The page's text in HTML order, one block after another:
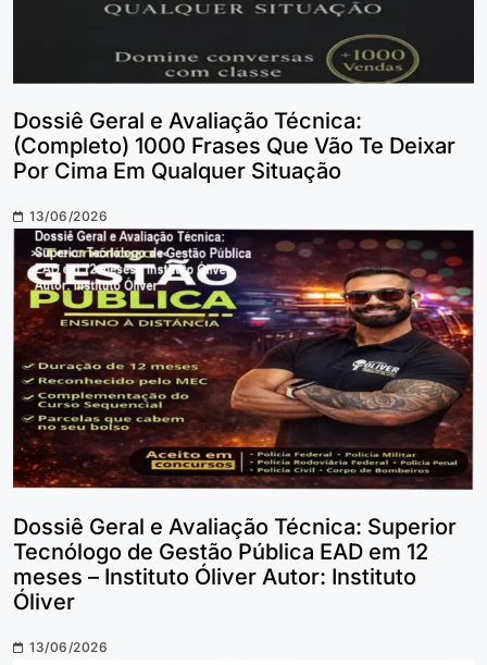
Dossiê Geral e Avaliação Técnica:
(Completo) 1000 Frases Que Vão Te Deixar
Por Cima Em Qualquer Situação
13/06/2026
Dossiê Geral e Avaliação Técnica: Superior
Tecnólogo de Gestão Pública EAD em 12
meses – Instituto Óliver Autor: Instituto
Óliver
13/06/2026